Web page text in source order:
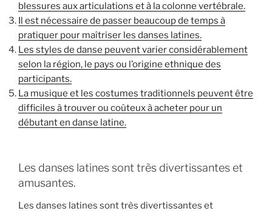
blessures aux articulations et à la colonne vertébrale.
Il est nécessaire de passer beaucoup de temps à
pratiquer pour maîtriser les danses latines.
Les styles de danse peuvent varier considérablement
selon la région, le pays ou l’origine ethnique des
participants.
La musique et les costumes traditionnels peuvent être
difficiles à trouver ou coûteux à acheter pour un
débutant en danse latine.
Les danses latines sont très divertissantes et
amusantes.
Les danses latines sont très divertissantes et